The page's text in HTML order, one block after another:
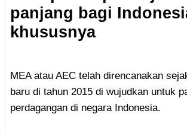
panjang bagi
khususnya
MEA atau AEC telah direncanakan
baru di tahun 2015 di wujudkan untuk
perdagangan di negara Indonesia.